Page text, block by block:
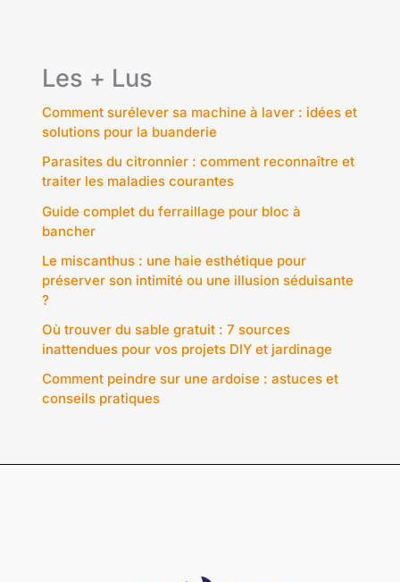
Les + Lus
Comment surélever sa machine à laver : idées et
solutions pour la buanderie
Parasites du citronnier : comment reconnaître et
traiter les maladies courantes
Guide complet du ferraillage pour bloc à
bancher
Le miscanthus : une haie esthétique pour
préserver son intimité ou une illusion séduisante
?
Où trouver du sable gratuit : 7 sources
inattendues pour vos projets DIY et jardinage
Comment peindre sur une ardoise : astuces et
conseils pratiques